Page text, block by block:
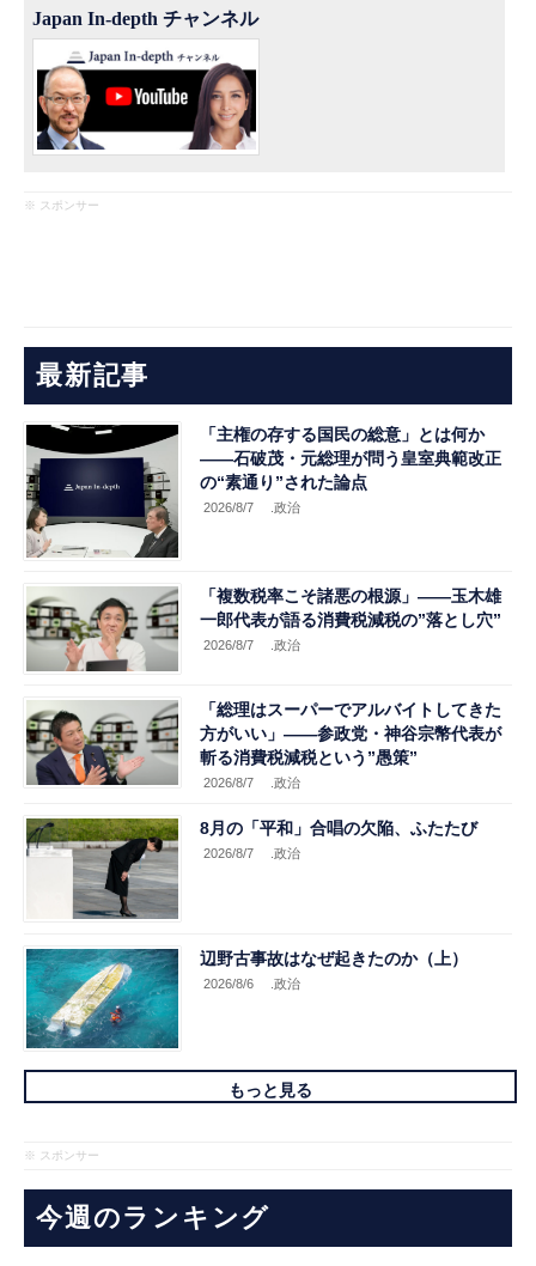
Japan In-depth チャンネル
※ スポンサー
最新記事
「主権の存する国民の総意」とは何か
――石破茂・元総理が問う皇室典範改正
の“素通り”された論点
2026/8/7 .政治
「複数税率こそ諸悪の根源」――玉木雄
一郎代表が語る消費税減税の”落とし穴”
2026/8/7 .政治
「総理はスーパーでアルバイトしてきた
方がいい」――参政党・神谷宗幣代表が
斬る消費税減税という”愚策”
2026/8/7 .政治
8月の「平和」合唱の欠陥、ふたたび
2026/8/7 .政治
辺野古事故はなぜ起きたのか（上）
2026/8/6 .政治
もっと見る
※ スポンサー
今週のランキング